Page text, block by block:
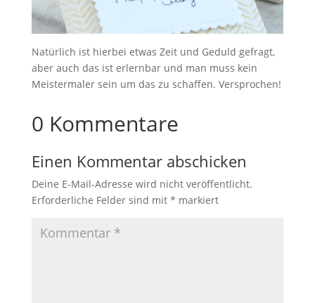
Natürlich ist hierbei etwas Zeit und Geduld gefragt,
aber auch das ist erlernbar und man muss kein
Meistermaler sein um das zu schaffen. Versprochen!
0 Kommentare
Einen Kommentar abschicken
Deine E-Mail-Adresse wird nicht veröffentlicht.
Erforderliche Felder sind mit * markiert